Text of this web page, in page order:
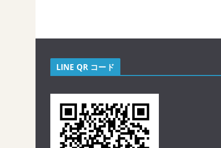
LINE QR コード